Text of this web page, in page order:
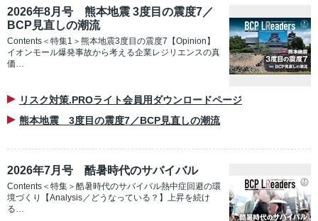
2026年8月号 熊本地震 3度目の震度7／
BCP見直しの潮流
Contents＜特集1＞熊本地震3度目の震度7【Opinion】
イオンモール爆発事故から考える企業レジリエンスの真
価…
リスク対策.PROライト会員用ダウンロードページ
熊本地震 3度目の震度7／BCP見直しの潮流
2026年7月号 酷暑時代のサバイバル
Contents＜特集＞酷暑時代のサバイバル熱中症回避の環
境づくり【Analysis／どうなっている？】上昇を続け
る…